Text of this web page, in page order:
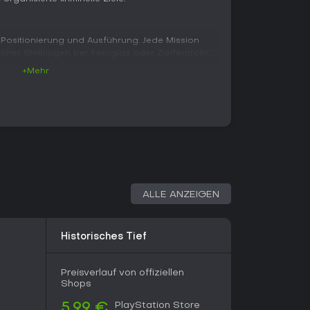
und Ausführung. Jede Mission
Nahkampfangriffen und Schalldämpfer
sich in zwei Missionstypen. Bei klassischen
beschränken das Spielfeld auf erhöhte
über mehr als tausend Meter, die präzise
+Mehr
ALLE ANZEIGEN
Historisches Tief
Preisverlauf von offiziellen
Shops
PlayStation Store